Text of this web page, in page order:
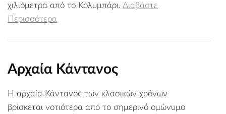
χιλιόμετρα από το Κολυμπάρι. Διαβάστε
Περισσότερα
Αρχαία Κάντανος
Η αρχαία Κάντανος των κλασικών χρόνων
βρίσκεται νοτιότερα από το σημερινό ομώνυμο